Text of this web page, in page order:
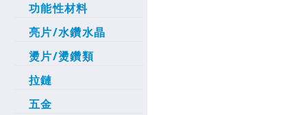
功能性材料
亮片/水鑽水晶
燙片/燙鑽類
拉鏈
五金